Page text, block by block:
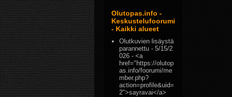
Olutopas.info -
Keskustelufoorumi
- Kaikki alueet
Olutkuvien lisäystä
parannettu - 5/15/2
026 - <a
href="https://olutop
as.info/foorumi/me
mber.php?
action=profile&uid=
2">sayravai</a>